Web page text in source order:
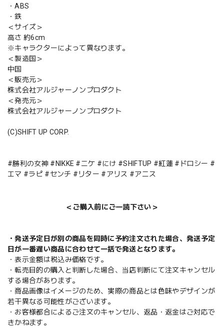
・ABS
・鉄
＜サイズ＞
高さ 約6cm
※キャラクターによって異なります。
＜製造国＞
中国
＜販売元＞
株式会社アルジャーノンプロダクト
＜発売元＞
株式会社アルジャーノンプロダクト
(C)SHIFT UP CORP.
#勝利の女神 #NIKKE #ニケ #にけ #SHIFTUP #紅蓮 #ドロシー #
エマ #ラピ #センチ #リター #アリス #アニス
＜ご購入前にご一読下さい＞
・発送予定日が別の商品を同時に予約注文された場合、発送予定
日が一番遅い商品に合わせて一括で発送となります。
・表示金額は税込み価格です。
・転売目的の購入と判断した場合、当店判断にて注文キャンセル
する場合があります。
・商品画像はイメージのため、実際の商品とは色味やデザインが
若干異なる可能性がございます。
・お客様都合によるご注文のキャンセル、返品・返金はご対応で
きかねます。